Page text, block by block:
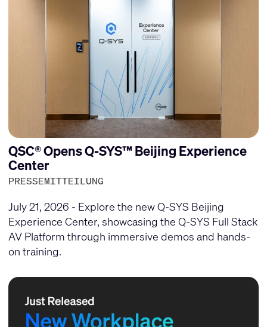
QSC® Opens Q-SYS™ Beijing Experience
Center
PRESSEMITTEILUNG
July 21, 2026 - Explore the new Q-SYS Beijing
Experience Center, showcasing the Q-SYS Full Stack
AV Platform through immersive demos and hands-
on training.